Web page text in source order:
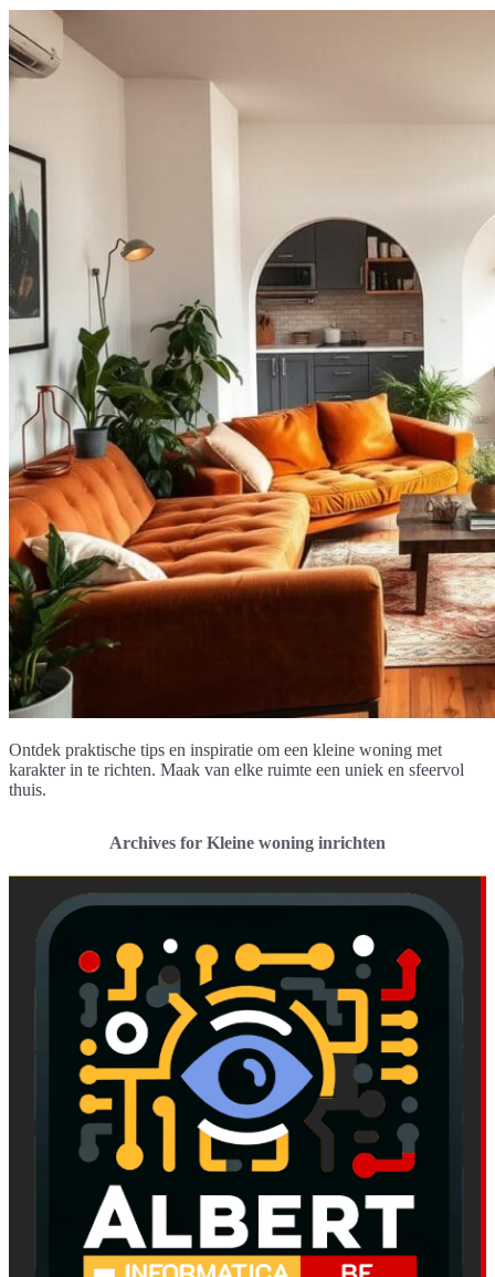
Ontdek praktische tips en inspiratie om een kleine woning met
karakter in te richten. Maak van elke ruimte een uniek en sfeervol
thuis.
Archives for Kleine woning inrichten